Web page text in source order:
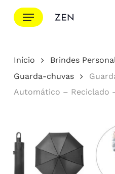
para
principal
Menu
Cotação
Início Brindes
Guarda-chuvas
Automático – Reciclado